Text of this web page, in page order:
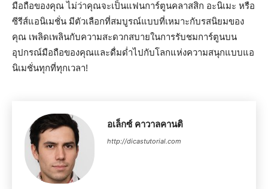
มือถือของคุณ ไม่ว่าคุณจะเป็นแฟนการ์ตูนคลาสสิก อะนิเมะ หรือ
ซีรีส์แอนิเมชั่น มีตัวเลือกที่สมบูรณ์แบบที่เหมาะกับรสนิยมของ
คุณ เพลิดเพลินกับความสะดวกสบายในการรับชมการ์ตูนบน
อุปกรณ์มือถือของคุณและดื่มด่ำไปกับโลกแห่งความสนุกแบบแอ
นิเมชั่นทุกที่ทุกเวลา!
อเล็กซ์ คาวาลคานติ
http://dicastutorial.com